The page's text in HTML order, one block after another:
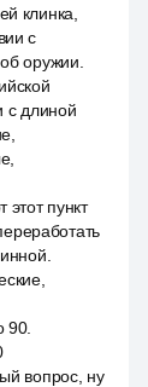
клинка,
с
оружии.
с длиной
пункт
90.
вопрос, ну